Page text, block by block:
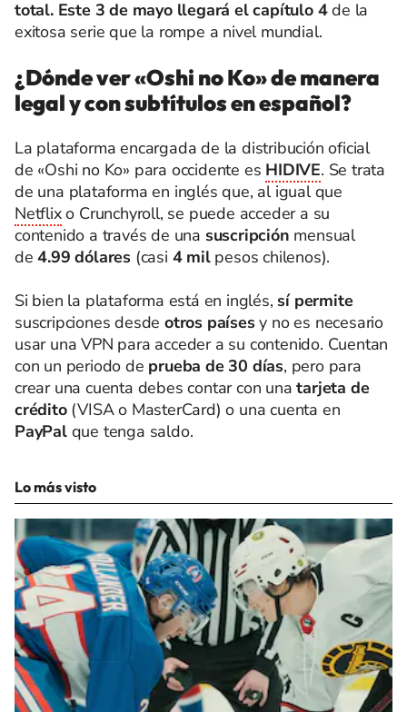
total. Este 3 de mayo llegará el capítulo 4de la
exitosa serie que la rompe a nivel mundial.
¿Dónde ver «Oshi no Ko» de manera
legal y con subtítulos en español?
La plataforma encargada de la distribución oficial
de «Oshi no Ko» para occidente es HIDIVE. Se trata
de una plataforma en inglés que, al igual que
Netflixo Crunchyroll, se puede acceder a su
contenido a través de una suscripción mensual
de4.99 dólares (casi 4 milpesos chilenos).
Si bien la plataforma está en inglés, sí permite
suscripciones desdeotros paísesy no es necesario
usar una VPN para acceder a su contenido. Cuentan
con un periodo de prueba de 30 días, pero para
crear una cuenta debes contar con unatarjeta de
crédito(VISA o MasterCard) o una cuenta en
PayPalque tenga saldo.
Lo más visto